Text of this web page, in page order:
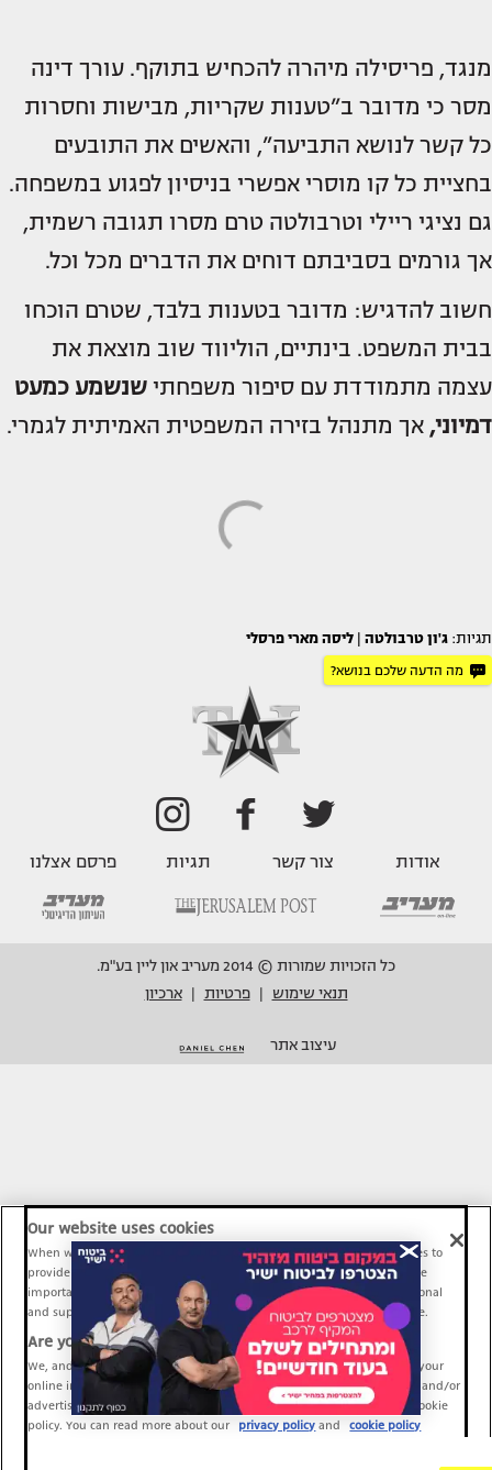
מנגד, פריסילה מיהרה להכחיש בתוקף. עורך דינה
מסר כי מדובר ב”טענות שקריות, מבישות וחסרות
כל קשר לנושא התביעה”, והאשים את התובעים
בחציית כל קו מוסרי אפשרי בניסיון לפגוע במשפחה.
גם נציגי ריילי וטרבולטה טרם מסרו תגובה רשמית,
אך גורמים בסביבתם דוחים את הדברים מכל וכל.
חשוב להדגיש: מדובר בטענות בלבד, שטרם הוכחו
בבית המשפט. בינתיים, הוליווד שוב מוצאת את
עצמה מתמודדת עם סיפור משפחתי שנשמע כמעט
דמיוני, אך מתנהל בזירה המשפטית האמיתית לגמרי.
תגיות: ג'ון טרבולטה ליסה מארי פרסלי
מה הדעה שלכם בנושא?
אודות צור קשר תגיות פרסם אצלנו
כל הזכויות שמורות © 2014 מעריב און ליין בע"מ.
תנאי שימוש
פרטיות ארכיון
עיצוב אתר
Our website uses cookies
When we provide Maariv, TMI and Sport1 content online, we use cookies to
provide social media features and to analyze our traffic. These tools are
important and necessary for our website functionality. Others are optional
and support Maariv, TMI and Sport1 activity and your online experience.
Are you happy to accept cookies?
We, and our partners, use information about your use of our site and your
online interactions to improve our services and to personalize content and/or
advertising for you. You can read more about our privacy policy and cookie
policy. You can read more about our
privacy policy and cookie policy